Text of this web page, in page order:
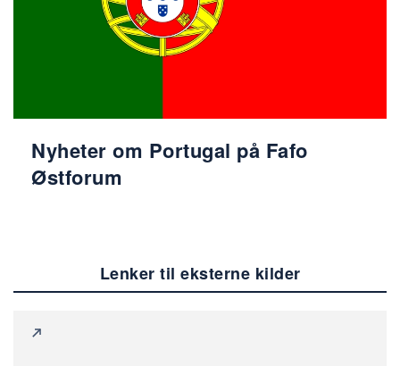
Nyheter om Portugal på Fafo
Østforum
Lenker til eksterne kilder